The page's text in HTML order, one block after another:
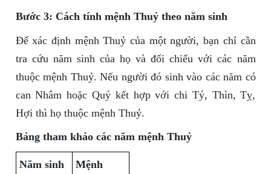
Bước 3: Cách tính mệnh Thuỷ theo năm sinh
Để xác định mệnh Thuỷ của một người, bạn chỉ cần
tra cứu năm sinh của họ và đối chiếu với các năm
thuộc mệnh Thuỷ. Nếu người đó sinh vào các năm có
can Nhâm hoặc Quý kết hợp với chi Tý, Thìn, Tỵ,
Hợi thì họ thuộc mệnh Thuỷ.
Bảng tham khảo các năm mệnh Thuỷ
Năm sinh Mệnh